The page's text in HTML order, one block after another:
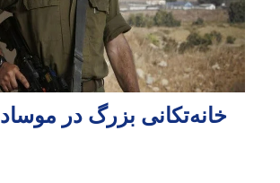
خانه‌تکانی بزرگ در موساد